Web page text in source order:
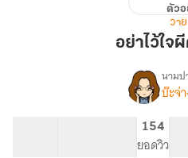
ตัวอ
วาย
อย่าไว้ใจ
เ
นามป
บ๊ะจ่
154
ยอดวิว